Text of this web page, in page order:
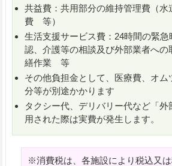
共益費：共用部分の維持管理費（水
費 等）
生活支援サービス費：24時間の緊
認、介護等の相談及び外部業者への
繕作業 等
その他負担金として、医療費、オム
分等が別途かかります
タクシー代、デリバリー代など「外
用された際は実費が発生します。
※消費税は、各施設により税込又